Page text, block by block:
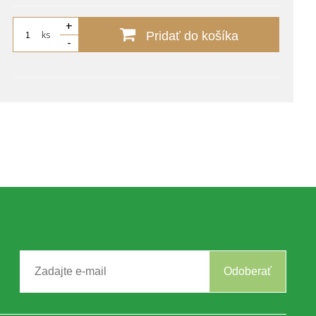
ks
+
-
Pridať do košíka
Odoberať